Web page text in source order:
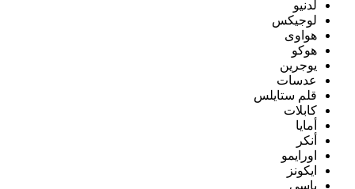
لدنيو
لوجيكس
هواوى
هوكو
يوجرين
عدسات
قلم ستايلس
كابلات
أمايا
أنكر
اورايمو
ايكونز
باسى